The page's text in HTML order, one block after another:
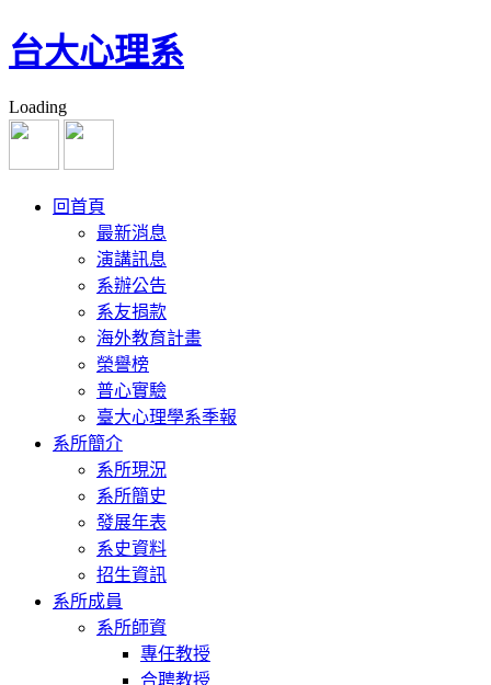
台大心理系
Loading
回首頁
最新消息
演講訊息
系辦公告
系友捐款
海外教育計畫
榮譽榜
普心實驗
臺大心理學系季報
系所簡介
系所現況
系所簡史
發展年表
系史資料
招生資訊
系所成員
系所師資
專任教授
合聘教授